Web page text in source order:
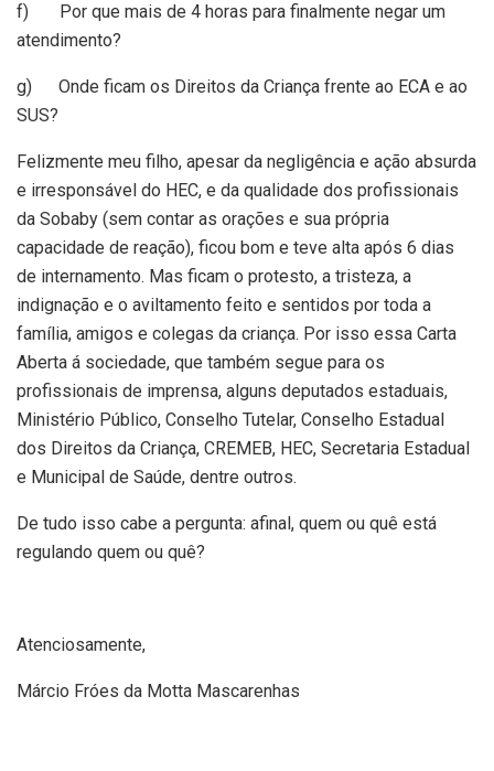
f) Por que mais de 4 horas para finalmente negar um
atendimento?
g) Onde ficam os Direitos da Criança frente ao ECA e ao
SUS?
Felizmente meu filho, apesar da negligência e ação absurda
e irresponsável do HEC, e da qualidade dos profissionais
da Sobaby (sem contar as orações e sua própria
capacidade de reação), ficou bom e teve alta após 6 dias
de internamento. Mas ficam o protesto, a tristeza, a
indignação e o aviltamento feito e sentidos por toda a
família, amigos e colegas da criança. Por isso essa Carta
Aberta á sociedade, que também segue para os
profissionais de imprensa, alguns deputados estaduais,
Ministério Público, Conselho Tutelar, Conselho Estadual
dos Direitos da Criança, CREMEB, HEC, Secretaria Estadual
e Municipal de Saúde, dentre outros.
De tudo isso cabe a pergunta: afinal, quem ou quê está
regulando quem ou quê?
Atenciosamente,
Márcio Fróes da Motta Mascarenhas